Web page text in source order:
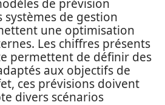
de prévision
systèmes de gestion
une optimisation
Les chiffres présents
permettent de définir des
aux objectifs de
ces prévisions doivent
divers scénarios